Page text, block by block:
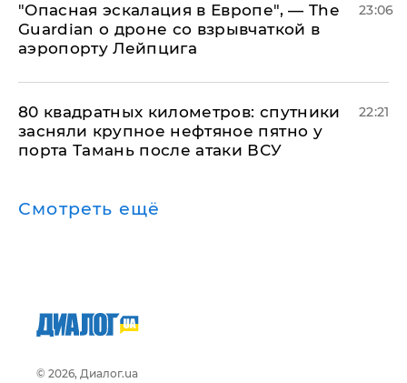
"Опасная эскалация в Европе", — The
Guardian о дроне со взрывчаткой в
аэропорту Лейпцига
23:06
80 квадратных километров: спутники
засняли крупное нефтяное пятно у
порта Тамань после атаки ВСУ
22:21
Смотреть ещё
© 2026, Диалог.ua